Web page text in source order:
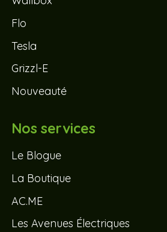
Flo
Tesla
Grizzl-E
Nouveauté
Nos services
Le Blogue
La Boutique
AC.ME
Les Avenues Électriques